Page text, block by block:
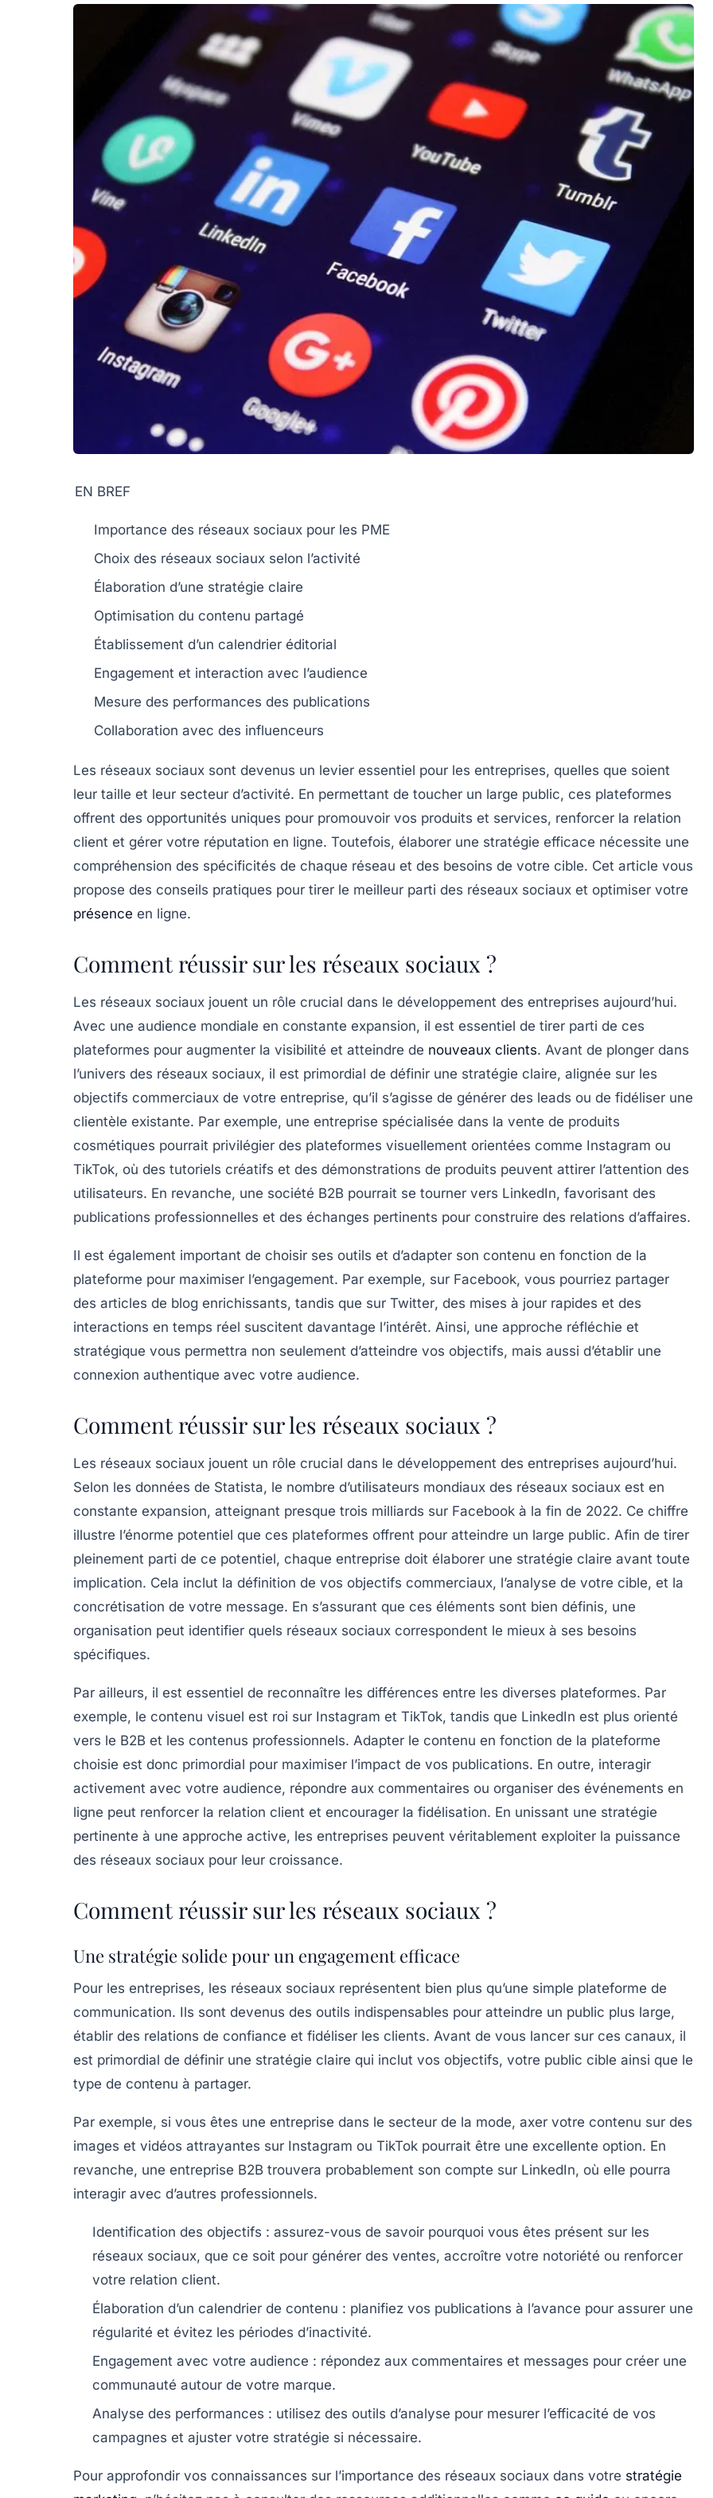
EN BREF
Importance des réseaux sociaux pour les PME
Choix des réseaux sociaux selon l’activité
Élaboration d’une stratégie claire
Optimisation du contenu partagé
Établissement d’un calendrier éditorial
Engagement et interaction avec l’audience
Mesure des performances des publications
Collaboration avec des influenceurs
Les réseaux sociaux sont devenus un levier essentiel pour les entreprises, quelles que soient
leur taille et leur secteur d’activité. En permettant de toucher un large public, ces plateformes
offrent des opportunités uniques pour promouvoir vos produits et services, renforcer la relation
client et gérer votre réputation en ligne. Toutefois, élaborer une stratégie efficace nécessite une
compréhension des spécificités de chaque réseau et des besoins de votre cible. Cet article vous
propose des conseils pratiques pour tirer le meilleur parti des réseaux sociaux et optimiser votre
présence en ligne.
Comment réussir sur les réseaux sociaux ?
Les réseaux sociaux jouent un rôle crucial dans le développement des entreprises aujourd’hui.
Avec une audience mondiale en constante expansion, il est essentiel de tirer parti de ces
plateformes pour augmenter la visibilité et atteindre de nouveaux clients. Avant de plonger dans
l’univers des réseaux sociaux, il est primordial de définir une stratégie claire, alignée sur les
objectifs commerciaux de votre entreprise, qu’il s’agisse de générer des leads ou de fidéliser une
clientèle existante. Par exemple, une entreprise spécialisée dans la vente de produits
cosmétiques pourrait privilégier des plateformes visuellement orientées comme Instagram ou
TikTok, où des tutoriels créatifs et des démonstrations de produits peuvent attirer l’attention des
utilisateurs. En revanche, une société B2B pourrait se tourner vers LinkedIn, favorisant des
publications professionnelles et des échanges pertinents pour construire des relations d’affaires.
Il est également important de choisir ses outils et d’adapter son contenu en fonction de la
plateforme pour maximiser l’engagement. Par exemple, sur Facebook, vous pourriez partager
des articles de blog enrichissants, tandis que sur Twitter, des mises à jour rapides et des
interactions en temps réel suscitent davantage l’intérêt. Ainsi, une approche réfléchie et
stratégique vous permettra non seulement d’atteindre vos objectifs, mais aussi d’établir une
connexion authentique avec votre audience.
Comment réussir sur les réseaux sociaux ?
Les réseaux sociaux jouent un rôle crucial dans le développement des entreprises aujourd’hui.
Selon les données de Statista, le nombre d’utilisateurs mondiaux des réseaux sociaux est en
constante expansion, atteignant presque trois milliards sur Facebook à la fin de 2022. Ce chiffre
illustre l’énorme potentiel que ces plateformes offrent pour atteindre un large public. Afin de tirer
pleinement parti de ce potentiel, chaque entreprise doit élaborer une stratégie claire avant toute
implication. Cela inclut la définition de vos objectifs commerciaux, l’analyse de votre cible, et la
concrétisation de votre message. En s’assurant que ces éléments sont bien définis, une
organisation peut identifier quels réseaux sociaux correspondent le mieux à ses besoins
spécifiques.
Par ailleurs, il est essentiel de reconnaître les différences entre les diverses plateformes. Par
exemple, le contenu visuel est roi sur Instagram et TikTok, tandis que LinkedIn est plus orienté
vers le B2B et les contenus professionnels. Adapter le contenu en fonction de la plateforme
choisie est donc primordial pour maximiser l’impact de vos publications. En outre, interagir
activement avec votre audience, répondre aux commentaires ou organiser des événements en
ligne peut renforcer la relation client et encourager la fidélisation. En unissant une stratégie
pertinente à une approche active, les entreprises peuvent véritablement exploiter la puissance
des réseaux sociaux pour leur croissance.
Comment réussir sur les réseaux sociaux ?
Une stratégie solide pour un engagement efficace
Pour les entreprises, les réseaux sociaux représentent bien plus qu’une simple plateforme de
communication. Ils sont devenus des outils indispensables pour atteindre un public plus large,
établir des relations de confiance et fidéliser les clients. Avant de vous lancer sur ces canaux, il
est primordial de définir une stratégie claire qui inclut vos objectifs, votre public cible ainsi que le
type de contenu à partager.
Par exemple, si vous êtes une entreprise dans le secteur de la mode, axer votre contenu sur des
images et vidéos attrayantes sur Instagram ou TikTok pourrait être une excellente option. En
revanche, une entreprise B2B trouvera probablement son compte sur LinkedIn, où elle pourra
interagir avec d’autres professionnels.
Identification des objectifs : assurez-vous de savoir pourquoi vous êtes présent sur les
réseaux sociaux, que ce soit pour générer des ventes, accroître votre notoriété ou renforcer
votre relation client.
Élaboration d’un calendrier de contenu : planifiez vos publications à l’avance pour assurer une
régularité et évitez les périodes d’inactivité.
Engagement avec votre audience : répondez aux commentaires et messages pour créer une
communauté autour de votre marque.
Analyse des performances : utilisez des outils d’analyse pour mesurer l’efficacité de vos
campagnes et ajuster votre stratégie si nécessaire.
Pour approfondir vos connaissances sur l’importance des réseaux sociaux dans votre stratégie